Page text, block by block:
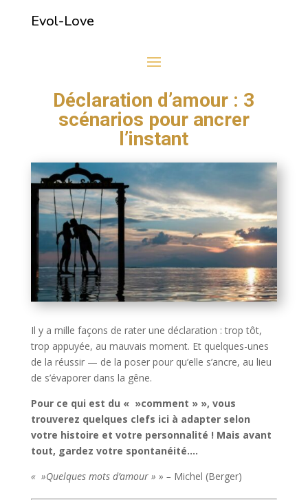
Evol-Love
Déclaration d’amour : 3
scénarios pour ancrer
l’instant
Il y a mille façons de rater une déclaration : trop tôt,
trop appuyée, au mauvais moment. Et quelques-unes
de la réussir — de la poser pour qu’elle s’ancre, au lieu
de s’évaporer dans la gêne.
Pour ce qui est du « »comment » », vous
trouverez quelques clefs ici à adapter selon
votre histoire et votre personnalité ! Mais avant
tout, gardez votre spontanéité….
« »Quelques mots d’amour » » – Michel (Berger)